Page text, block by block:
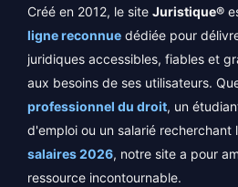
Créé en 2012, le site Juristique®
ligne reconnue dédiée pour
juridiques accessibles, fiables et
aux besoins de ses utilisateurs.
professionnel du droit, un
d'emploi ou un salarié recherchant
salaires 2026, notre site a pour
ressource incontournable.